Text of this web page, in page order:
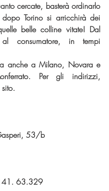
cercate, basterà ordinarlo
Torino si arricchirà dei
belle colline vitate! Dal
al consumatore, in tempi
anche a Milano, Novara e
Per gli indirizzi,
53/b
63.329